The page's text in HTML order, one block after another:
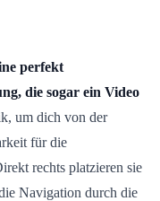
perfekt
die sogar ein Video
um dich von der
für die
rechts platzieren sie
Navigation durch die